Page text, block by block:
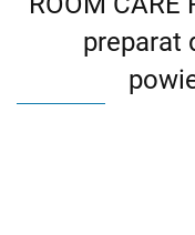
preparat